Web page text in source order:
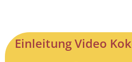
Einleitung Video